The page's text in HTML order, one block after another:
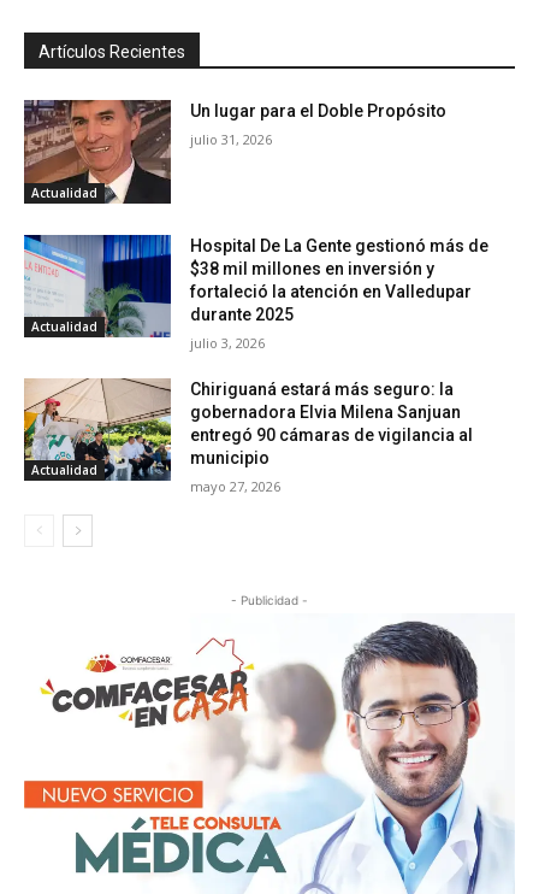
Artículos Recientes
Actualidad
Un lugar para el Doble Propósito
julio 31, 2026
Actualidad
Hospital De La Gente gestionó más de
$38 mil millones en inversión y
fortaleció la atención en Valledupar
durante 2025
julio 3, 2026
Actualidad
Chiriguaná estará más seguro: la
gobernadora Elvia Milena Sanjuan
entregó 90 cámaras de vigilancia al
municipio
mayo 27, 2026
- Publicidad -